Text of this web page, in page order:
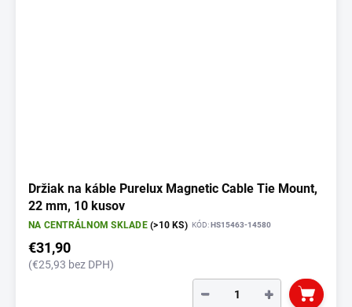
Držiak na káble Purelux Magnetic Cable Tie Mount,
22 mm, 10 kusov
NA CENTRÁLNOM SKLADE(>10 KS) KÓD:HS15463-14580
€31,90
(€25,93 bez DPH)
+
−